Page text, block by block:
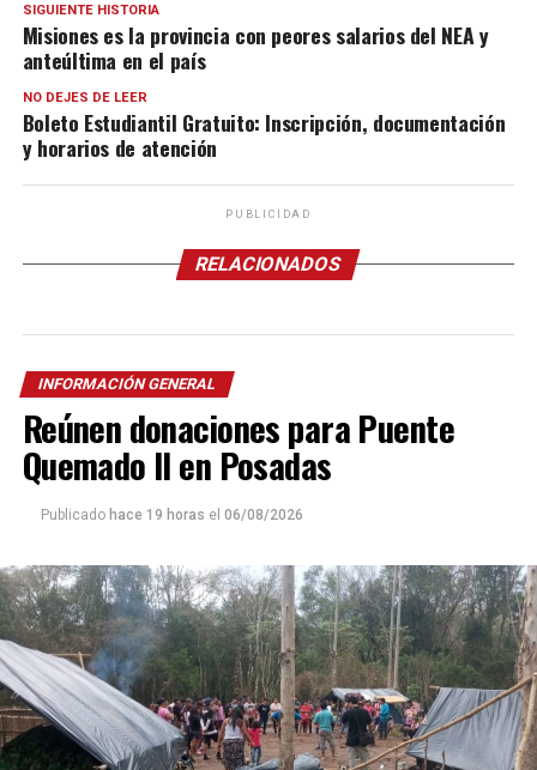
SIGUIENTE HISTORIA
Misiones es la provincia con peores salarios del NEA y
anteúltima en el país
NO DEJES DE LEER
Boleto Estudiantil Gratuito: Inscripción, documentación
y horarios de atención
PUBLICIDAD
RELACIONADOS
INFORMACIÓN GENERAL
Reúnen donaciones para Puente
Quemado II en Posadas
Publicado hace 19 horas el 06/08/2026